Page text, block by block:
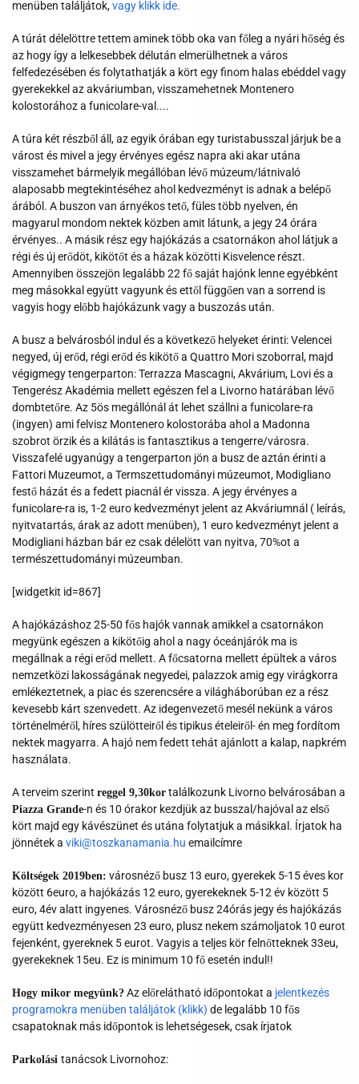
menüben találjátok,vagy klikk ide.
A túrát délelöttre tettem aminek több oka van főleg a nyári hőség és
az hogy így a lelkesebbek délután elmerülhetnek a város
felfedezésében és folytathatják a kört egy finom halas ebéddel vagy
gyerekekkel az akváriumban, visszamehetnek Montenero
kolostorához a funicolare-val....
A túra két részből áll, az egyik órában egy turistabusszal járjuk be a
várost és mivel a jegy érvényes egész napra aki akar utána
visszamehet bármelyik megállóban lévő múzeum/látnivaló
alaposabb megtekintéséhez ahol kedvezményt is adnak a belépő
árából. A buszon van árnyékos tető, füles több nyelven, én
magyarul mondom nektek közben amit látunk, a jegy 24 órára
érvényes.. A másik rész egy hajókázás a csatornákon ahol látjuk a
régi és új erődöt, kikötőt és a házak közötti Kisvelence részt.
Amennyiben összejön legalább 22 fő saját hajónk lenne egyébként
meg másokkal együtt vagyunk és ettől függően van a sorrend is
vagyis hogy előbb hajókázunk vagy a buszozás után.
A busz a belvárosból indul és a következő helyeket érinti: Velencei
negyed, új erőd, régi erőd és kikötő a Quattro Mori szoborral, majd
végigmegy tengerparton: Terrazza Mascagni, Akvárium, Lovi és a
Tengerész Akadémia mellett egészen fel a Livorno határában lévő
dombtetőre. Az 5ös megállónál át lehet szállni a funicolare-ra
(ingyen) ami felvisz Montenero kolostorába ahol a Madonna
szobrot örzik és a kilátás is fantasztikus a tengerre/városra.
Visszafelé ugyanúgy a tengerparton jön a busz de aztán érinti a
Fattori Muzeumot, a Termszettudományi múzeumot, Modigliano
festő házát és a fedett piacnál ér vissza. A jegy érvényes a
funicolare-ra is, 1-2 euro kedvezményt jelent az Akváriumnál ( leírás,
nyitvatartás, árak az adott menüben), 1 euro kedvezményt jelent a
Modigliani házban bár ez csak délelött van nyitva, 70%ot a
természettudományi múzeumban.
[widgetkit id=867]
A hajókázáshoz 25-50 fős hajók vannak amikkel a csatornákon
megyünk egészen a kikötőig ahol a nagy óceánjárók ma is
megállnak a régi erőd mellett. A főcsatorna mellett épültek a város
nemzetközi lakosságának negyedei, palazzok amig egy virágkorra
emlékeztetnek, a piac és szerencsére a világháborúban ez a rész
kevesebb kárt szenvedett. Az idegenvezető mesél nekünk a város
történelméről, híres szülötteiről és tipikus ételeiről- én meg fordítom
nektek magyarra. A hajó nem fedett tehát ajánlott a kalap, napkrém
használata.
A terveim szerint reggel 9,30kor találkozunk Livorno belvárosában a
Piazza Grande-n és 10 órakor kezdjük az busszal/hajóval az első
kört majd egy kávészünet és utána folytatjuk a másikkal. Írjatok ha
jönnétek a viki@toszkanamania.hu emailcímre
Költségek 2019ben: városnéző busz 13 euro, gyerekek 5-15 éves kor
között 6euro, a hajókázás 12 euro, gyerekeknek 5-12 év között 5
euro, 4év alatt ingyenes. Városnéző busz 24órás jegy és hajókázás
együtt kedvezményesen 23 euro, plusz nekem számoljatok 10 eurot
fejenként, gyereknek 5 eurot. Vagyis a teljes kör felnőtteknek 33eu,
gyerekeknek 15eu. Ez is minimum 10 fő esetén indul!!
Hogy mikor megyünk? Az előrelátható időpontokat a jelentkezés
programokra menüben találjátok (klikk) de legalább 10 fős
csapatoknak más időpontok is lehetségesek, csak írjatok
Parkolási tanácsok Livornohoz: